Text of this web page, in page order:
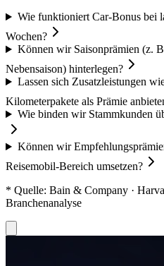
Wie funktioniert Car-Bonus bei
Wochen?
Können wir Saisonprämien (z.
Nebensaison) hinterlegen?
Lassen sich Zusatzleistungen
Kilometerpakete als Prämie
Wie binden wir Stammkunden
Können wir
Reisemobil-Bereich umsetzen?
* Quelle: Bain & Company ·
Branchenanalyse